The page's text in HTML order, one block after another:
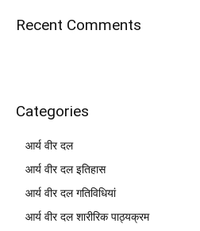
Recent Comments
Categories
आर्य वीर दल
आर्य वीर दल इतिहास
आर्य वीर दल गतिविधियां
आर्य वीर दल शारीरिक पाठ्यक्रम